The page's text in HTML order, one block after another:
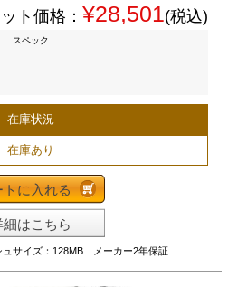
ト価格： ¥28,501(税込)
スペック
在庫状況
在庫あり
トに入れる
細はこちら
サイズ：128MB メーカー2年保証